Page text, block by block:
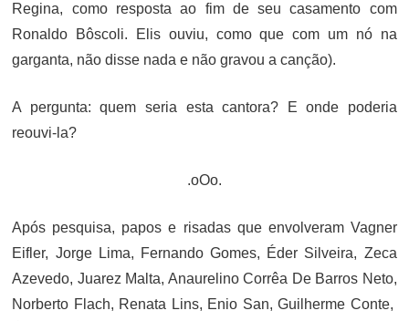
Regina, como resposta ao fim de seu casamento com
Ronaldo Bôscoli. Elis ouviu, como que com um nó na
garganta, não disse nada e não gravou a canção).
A pergunta: quem seria esta cantora? E onde poderia
reouvi-la?
.oOo.
Após pesquisa, papos e risadas que envolveram Vagner
Eifler, Jorge Lima, Fernando Gomes, Éder Silveira, Zeca
Azevedo, Juarez Malta, Anaurelino Corrêa De Barros Neto,
Norberto Flach, Renata Lins, Enio San, Guilherme Conte,